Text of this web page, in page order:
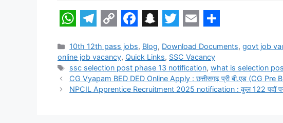
h
a
t
e
l
e
g
o
p
y
L
a
c
e
b
n
a
p
c
w
i
t
t
m
a
i
l
h
a
r
e
Categories
10th 12th pass jobs, Blog, Download Documents,govt job
online job vacancy, Quick Links, SSC Vacancy
Tags
ssc selection post phase 13 notification,what is selection
CG Vyapam BED DED Online Apply : छत्तीसगढ़ प्री बी.एड (CG Pre
NPCIL Apprentice Recruitment 2025 notification : कुल 122 पदों पर